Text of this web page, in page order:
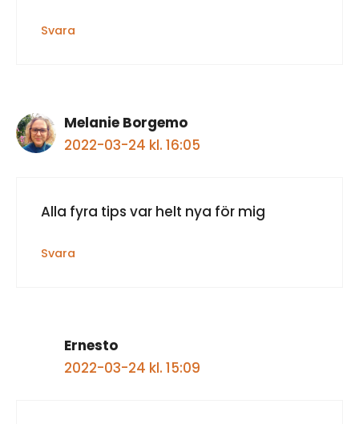
Svara
Melanie Borgemo
2022-03-24 kl. 16:05
Alla fyra tips var helt nya för mig
Svara
Ernesto
2022-03-24 kl. 15:09